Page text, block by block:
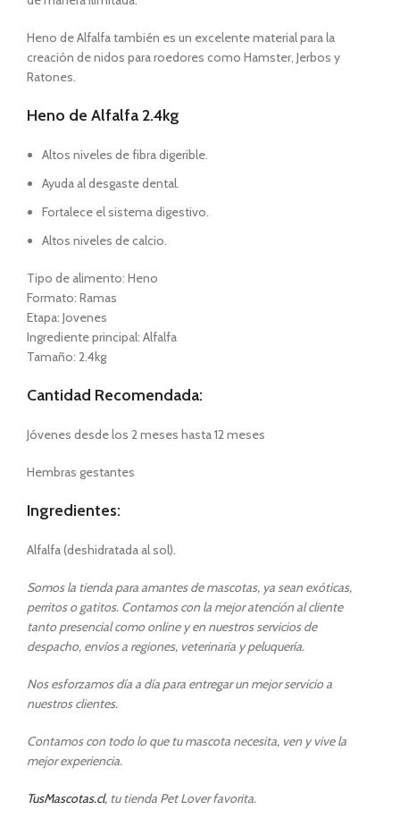
Heno de Alfalfa también es un excelente material para la
creación de nidos para roedores como Hamster, Jerbos y
Ratones.
Heno de Alfalfa 2.4kg
Altos niveles de fibra digerible.
Ayuda al desgaste dental.
Fortalece el sistema digestivo.
Altos niveles de calcio.
Tipo de alimento: Heno
Formato: Ramas
Etapa: Jovenes
Ingrediente principal: Alfalfa
Tamaño: 2.4kg
Cantidad Recomendada:
Jóvenes desde los 2 meses hasta 12 meses
Hembras gestantes
Ingredientes:
Alfalfa (deshidratada al sol).
Somos la tienda para amantes de mascotas, ya sean exóticas,
perritos o gatitos. Contamos con la mejor atención al cliente
tanto presencial como online y en nuestros servicios de
despacho, envíos a regiones, veterinaria y peluquería.
Nos esforzamos día a día para entregar un mejor servicio a
nuestros clientes.
Contamos con todo lo que tu mascota necesita, ven y vive la
mejor experiencia.
TusMascotas.cl, tu tienda Pet Lover favorita.